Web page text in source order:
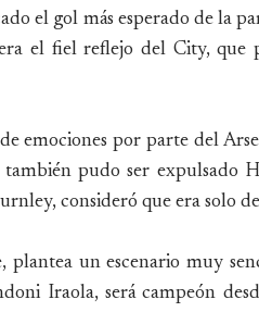
el gol más esperado de la
el fiel reflejo del City, que
emociones por parte del
pudo ser expulsado
consideró que era solo
plantea un escenario muy
Iraola, será campeón